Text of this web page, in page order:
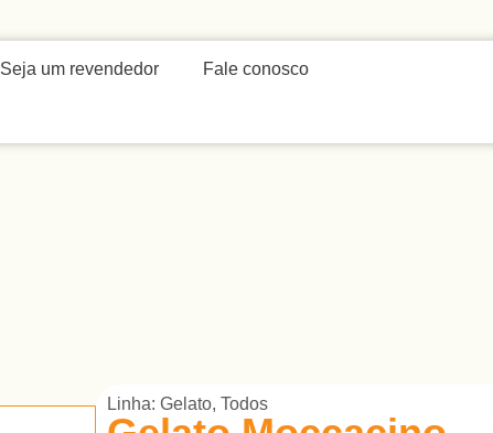
Seja um revendedor Fale conosco
Linha:Gelato,Todos